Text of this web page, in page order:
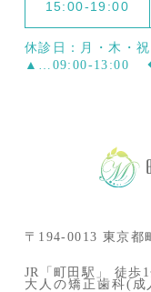
15:00-19:00
休診日：月・木・祝
▲…09:00-13:00
〒194-0013 東京都
JR「町田駅」 徒歩1
大人の矯正歯科(成